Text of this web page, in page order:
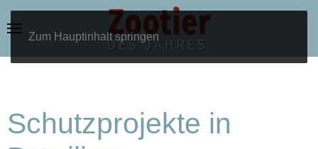
Zum Hauptinhalt springen
Schutzprojekte in